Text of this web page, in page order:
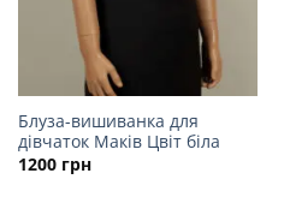
Блуза-вишиванка для
дівчаток Маків Цвіт біла
1200 грн